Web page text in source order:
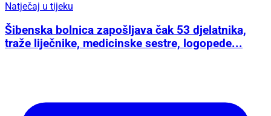
Natječaj u tijeku
Šibenska bolnica zapošljava čak 53 djelatnika,
traže liječnike, medicinske sestre, logopede...